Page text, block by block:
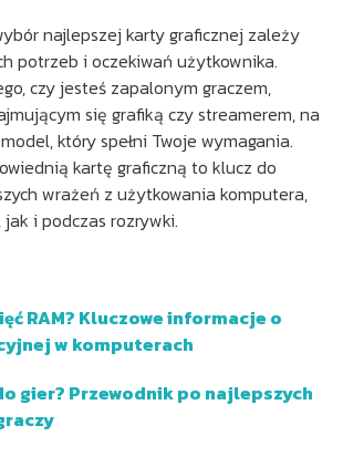
najlepszej karty graficznej zależy
potrzeb i oczekiwań użytkownika.
czy jesteś zapalonym graczem,
się grafiką czy streamerem, na
który spełni Twoje wymagania.
kartę graficzną to klucz do
wrażeń z użytkowania komputera,
i podczas rozrywki.
RAM? Kluczowe informacje o
w komputerach
gier? Przewodnik po najlepszych